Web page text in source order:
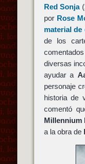
Red Sonja
por Rose
material de
de los
diversas
ayudar a
personaje
historia de
comentó
Millennium
a la obra de